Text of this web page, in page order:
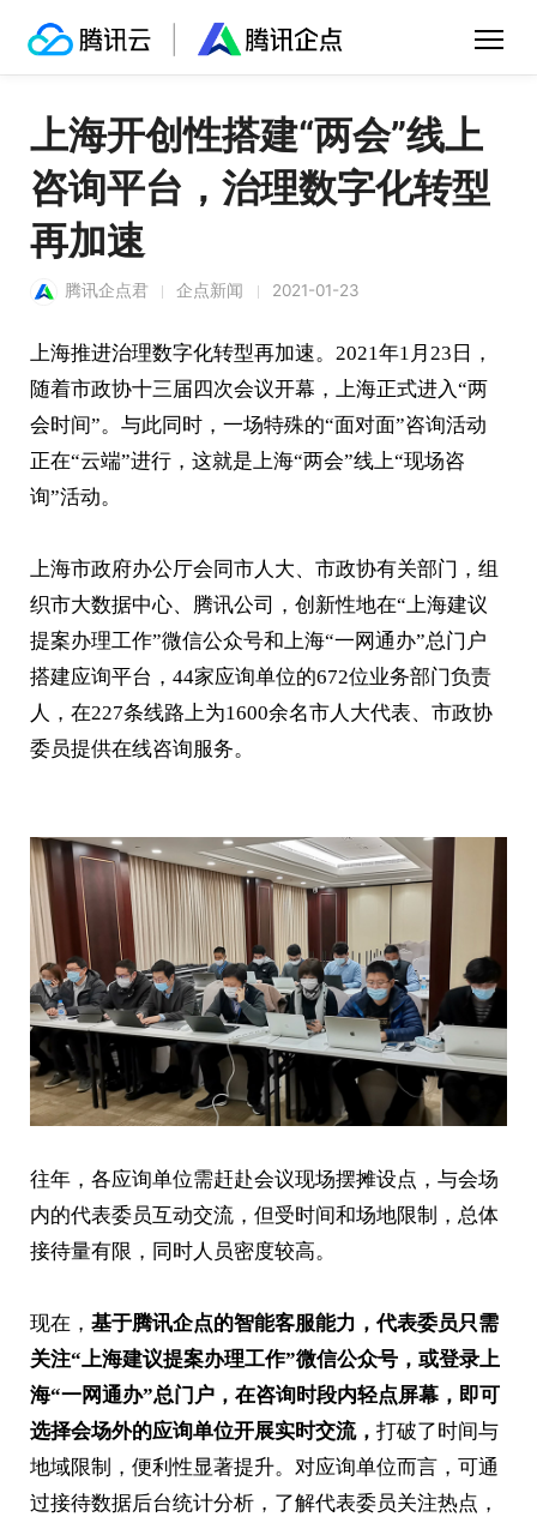
上海开创性搭建“两会”线上
咨询平台，治理数字化转型
再加速
腾讯企点君 企点新闻 2021-01-23
上海推进治理数字化转型再加速。2021年1月23日，
随着市政协十三届四次会议开幕，上海正式进入“两
会时间”。与此同时，一场特殊的“面对面”咨询活动
正在“云端”进行，这就是上海“两会”线上“现场咨
询”活动。
上海市政府办公厅会同市人大、市政协有关部门，组
织市大数据中心、腾讯公司，创新性地在“上海建议
提案办理工作”微信公众号和上海“一网通办”总门户
搭建应询平台，44家应询单位的672位业务部门负责
人，在227条线路上为1600余名市人大代表、市政协
委员提供在线咨询服务。
往年，各应询单位需赶赴会议现场摆摊设点，与会场
内的代表委员互动交流，但受时间和场地限制，总体
接待量有限，同时人员密度较高。
现在，基于腾讯企点的智能客服能力，代表委员只需
关注“上海建议提案办理工作”微信公众号，或登录上
海“一网通办”总门户，在咨询时段内轻点屏幕，即可
选择会场外的应询单位开展实时交流，打破了时间与
地域限制，便利性显著提升。对应询单位而言，可通
过接待数据后台统计分析，了解代表委员关注热点，